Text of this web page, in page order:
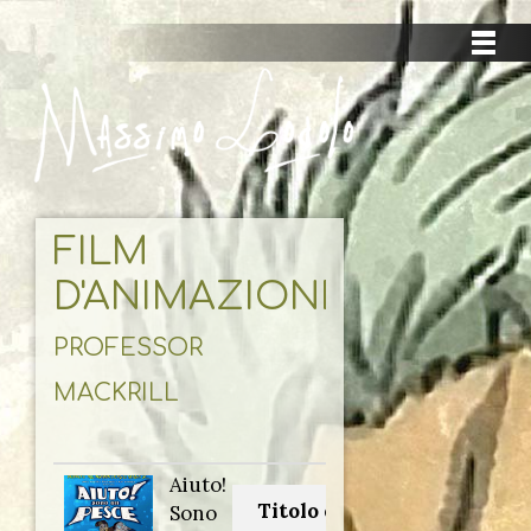
FILM
D'ANIMAZIONE
PROFESSOR
MACKRILL
Aiuto!
Sono
Titolo originale: